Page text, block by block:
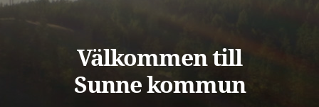
Välkommen till
Sunne kommun